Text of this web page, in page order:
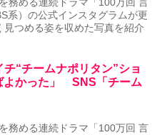
務める連続ドラマ「100万回 言
系）の公式インスタグラムが更
つめる姿を収めた写真を紹介
“チームナポリタン”ショ
かった」 SNS「チーム
務める連続ドラマ「100万回 言